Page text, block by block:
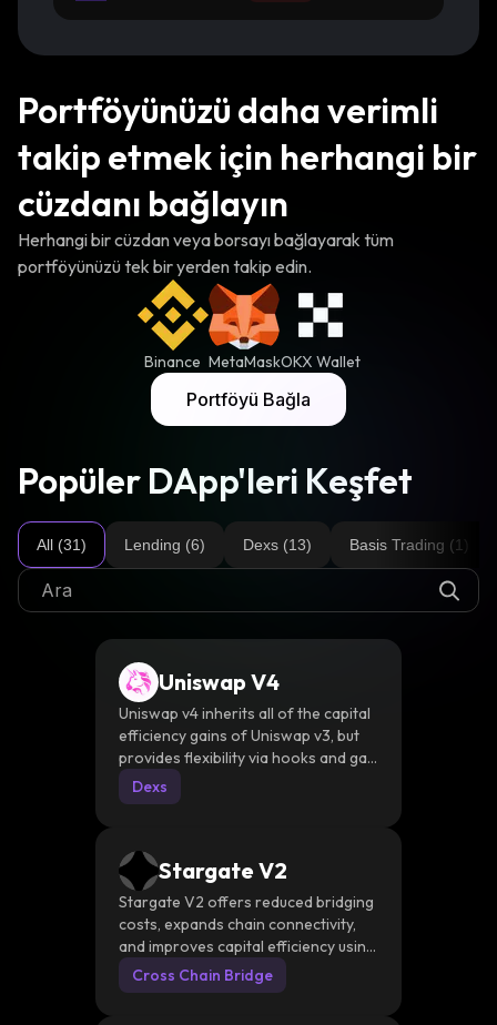
BTC
Portföyünüzü daha verimli
takip etmek için herhangi bir
cüzdanı bağlayın
Herhangi bir cüzdan veya borsayı bağlayarak tüm
portföyünüzü tek bir yerden takip edin.
Binance MetaMaskOKX Wallet
Portföyü Bağla
Popüler DApp'leri Keşfet
All (31) Lending (6) Dexs (13) Basis Trading (1)
Uniswap V4
Uniswap v4 inherits all of the capital
efficiency gains of Uniswap v3, but
provides flexibility via hooks and gas
optimizations across the entire
lifecycle
Dexs
Stargate V2
Stargate V2 offers reduced bridging
costs, expands chain connectivity,
and improves capital efficiency using
transaction batching, Hydra, and an
AI-driven Planning Module (AIPM).
Cross Chain Bridge